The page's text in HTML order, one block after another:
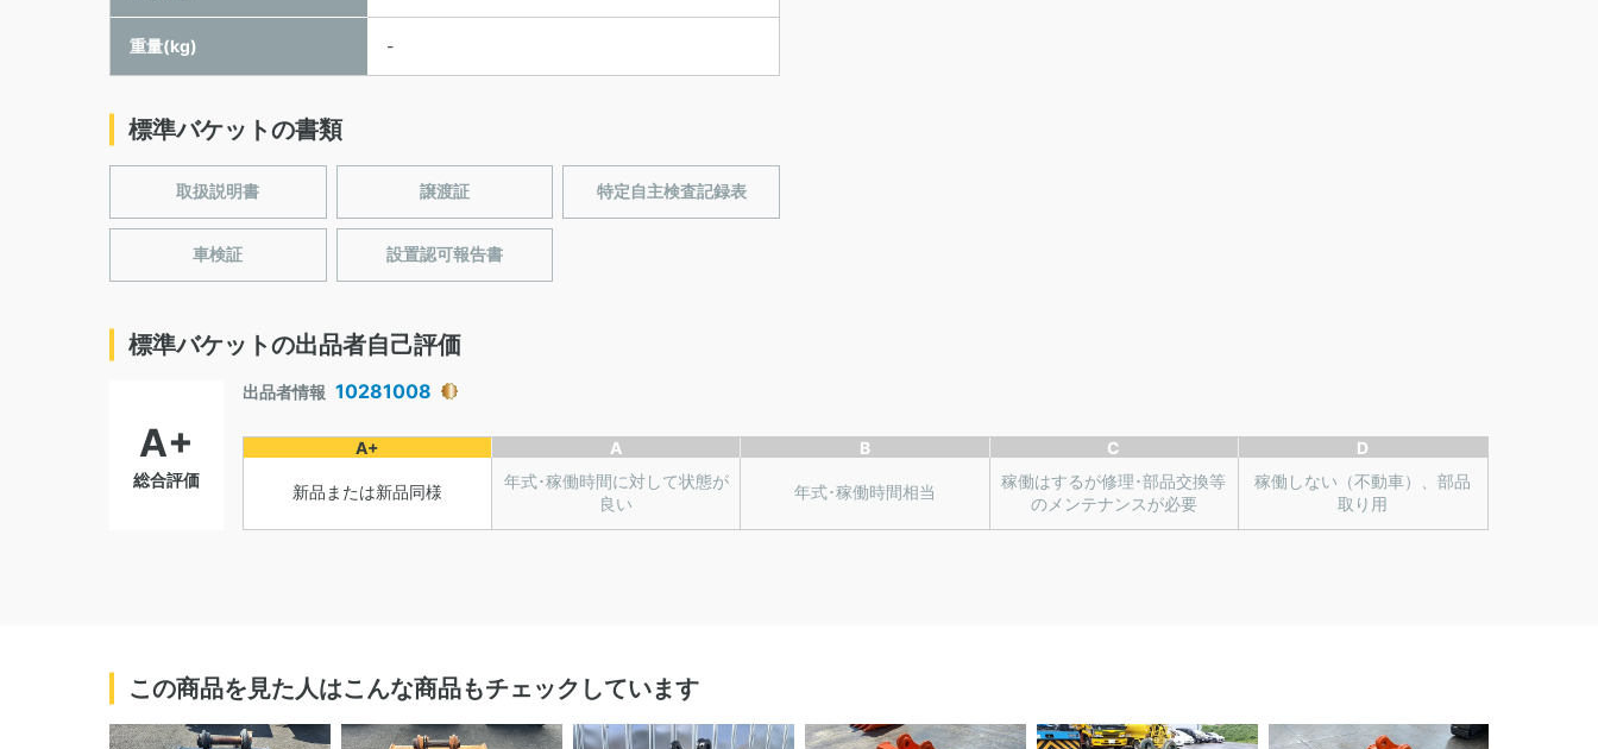
重量(kg) -
標準バケットの書類
取扱説明書 譲渡証 特定自主検査記録表
車検証 設置認可報告書
標準バケットの出品者自己評価
A+
総合評価
出品者情報 10281008
A+
新品または新品同様
A
年式･稼働時間に対して状態が
良い
B
年式･稼働時間相当
C
稼働はするが修理･部品交換等
のメンテナンスが必要
D
稼働しない（不動車）、部品
取り用
この商品を見た人はこんな商品もチェックしています